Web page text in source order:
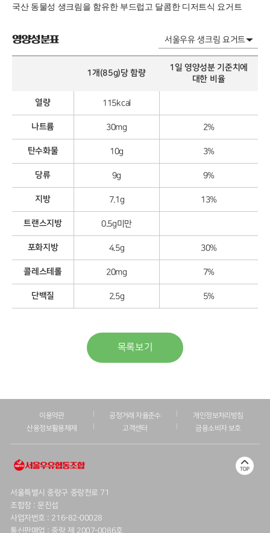
국산 동물성 생크림을 함유한 부드럽고 달콤한 디저트식 요거트
영양성분표
1개(85g)당 함량
1일 영양성분 기준치에
대한 비율
열량 115kcal
나트륨 30mg 2%
탄수화물 10g 3%
당류 9g 9%
지방 7.1g 13%
트랜스지방 0.5g미만
포화지방 4.5g 30%
콜레스테롤 20mg 7%
단백질 2.5g 5%
목록보기
이용약관 공정거래 자율준수
개인정보처리방침
산용정보활용체제
고객센터 금융소비자 보호
서울특별시 중랑구 중랑천로 71
조합장 : 문진섭
사업자번호 : 216-82-00028
통신판매업 : 중랑 제 2007-0086호